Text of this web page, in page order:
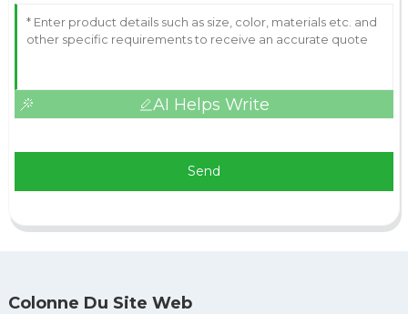
AI Helps Write
Send
Colonne Du Site Web